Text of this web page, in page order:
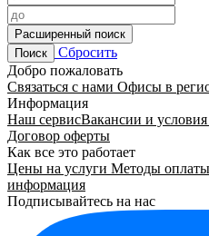
Расширенный поиск
Поиск
Сбросить
Добро пожаловать
Связаться с нами Офисы в
Информация
Наш сервисВакансии и условия
Договор оферты
Как все это работает
Цены на услуги Методы оплаты
информация
Подписывайтесь на нас